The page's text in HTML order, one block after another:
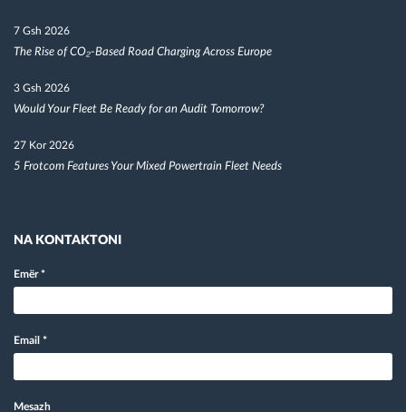
7 Gsh 2026
The Rise of CO₂-Based Road Charging Across Europe
3 Gsh 2026
Would Your Fleet Be Ready for an Audit Tomorrow?
27 Kor 2026
5 Frotcom Features Your Mixed Powertrain Fleet Needs
NA KONTAKTONI
Emër*
Email *
Mesazh